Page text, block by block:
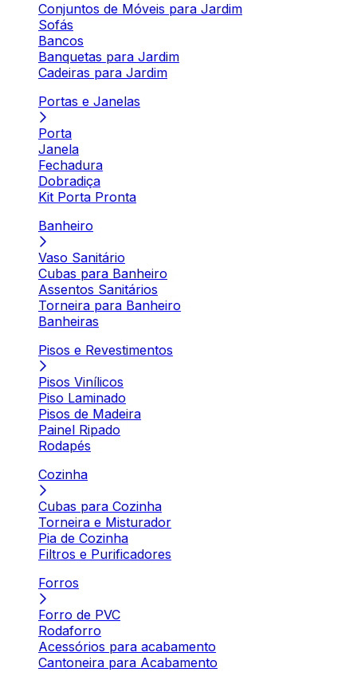
Conjuntos de Móveis para Jardim
Sofás
Bancos
Banquetas para Jardim
Cadeiras para Jardim
Portas e Janelas
Porta
Janela
Fechadura
Dobradiça
Kit Porta Pronta
Banheiro
Vaso Sanitário
Cubas para Banheiro
Assentos Sanitários
Torneira para Banheiro
Banheiras
Pisos e Revestimentos
Pisos Vinílicos
Piso Laminado
Pisos de Madeira
Painel Ripado
Rodapés
Cozinha
Cubas para Cozinha
Torneira e Misturador
Pia de Cozinha
Filtros e Purificadores
Forros
Forro de PVC
Rodaforro
Acessórios para acabamento
Cantoneira para Acabamento